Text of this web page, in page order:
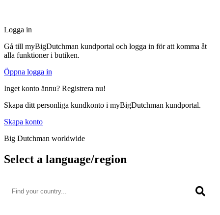
Logga in
Gå till myBigDutchman kundportal och logga in för att komma åt
alla funktioner i butiken.
Öppna logga in
Inget konto ännu? Registrera nu!
Skapa ditt personliga kundkonto i myBigDutchman kundportal.
Skapa konto
Big Dutchman worldwide
Select a language/region